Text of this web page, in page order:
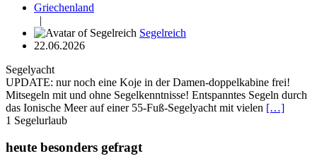
Griechenland
|
Segelreich
22.06.2026
Segelyacht
UPDATE: nur noch eine Koje in der Damen-doppelkabine frei!
Mitsegeln mit und ohne Segelkenntnisse! Entspanntes Segeln durch
das Ionische Meer auf einer 55-Fuß-Segelyacht mit vielen […]
1 Segelurlaub
heute besonders gefragt